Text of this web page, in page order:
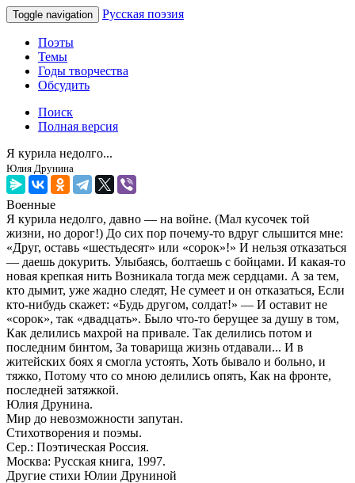
Toggle navigation Русская поэзия
Поэты
Темы
Годы творчества
Обсудить
Поиск
Полная версия
Я курила недолго...
Юлия Друнина
Военные
Я курила недолго, давно — на войне. (Мал кусочек той
жизни, но дорог!) До сих пор почему-то вдруг слышится мне:
«Друг, оставь «шестьдесят» или «сорок»!» И нельзя отказаться
— даешь докурить. Улыбаясь, болтаешь с бойцами. И какая-то
новая крепкая нить Возникала тогда меж сердцами. А за тем,
кто дымит, уже жадно следят, Не сумеет и он отказаться, Если
кто-нибудь скажет: «Будь другом, солдат!» — И оставит не
«сорок», так «двадцать». Было что-то берущее за душу в том,
Как делились махрой на привале. Так делились потом и
последним бинтом, За товарища жизнь отдавали... И в
житейских боях я смогла устоять, Хоть бывало и больно, и
тяжко, Потому что со мною делились опять, Как на фронте,
последней затяжкой.
Юлия Друнина.
Мир до невозможности запутан.
Стихотворения и поэмы.
Сер.: Поэтическая Россия.
Москва: Русская книга, 1997.
Другие стихи Юлии Друниной